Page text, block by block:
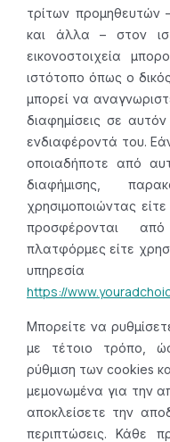
τρίτων
και άλλα – στον
εικονοστοιχεία
ιστότοπο όπως ο
μπορεί να
διαφημίσεις σε
ενδιαφέροντά του.
οποιαδήποτε από
διαφήμισης,
χρησιμοποιώντας
προσφέρονται
πλατφόρμες είτε
υπηρεσία
https://
Μπορείτε να
με τέτοιο τρόπο,
ρύθμιση των cookies
μεμονωμένα για την
αποκλείσετε την
περιπτώσεις. Κάθε